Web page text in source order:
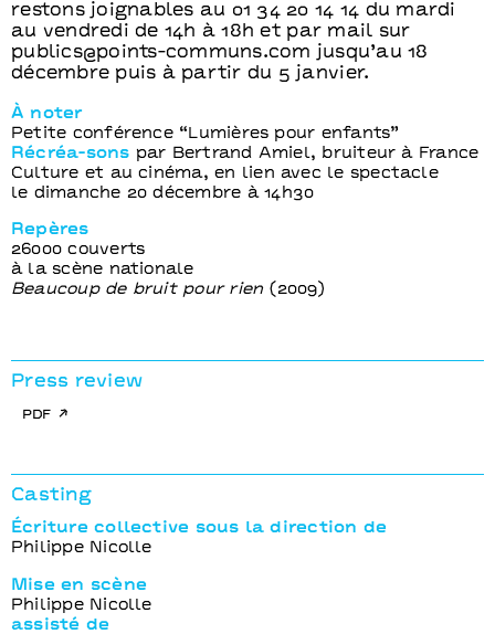
restons joignables au 01 34 20 14 14 du mardi
au vendredi de 14h à 18h et par mail sur
publics@points-communs.com jusqu’au 18
décembre puis à partir du 5 janvier.
À noter
Petite conférence “Lumières pour enfants”
Récréa-sons par Bertrand Amiel, bruiteur à France
Culture et au cinéma, en lien avec le spectacle
le dimanche 20 décembre à 14h30
Repères
26000 couverts
à la scène nationale
Beaucoup de bruit pour rien(2009)
Press review
pdf
Casting
Écriture collective sous la direction de
Philippe Nicolle
Mise en scène
Philippe Nicolle
assisté de